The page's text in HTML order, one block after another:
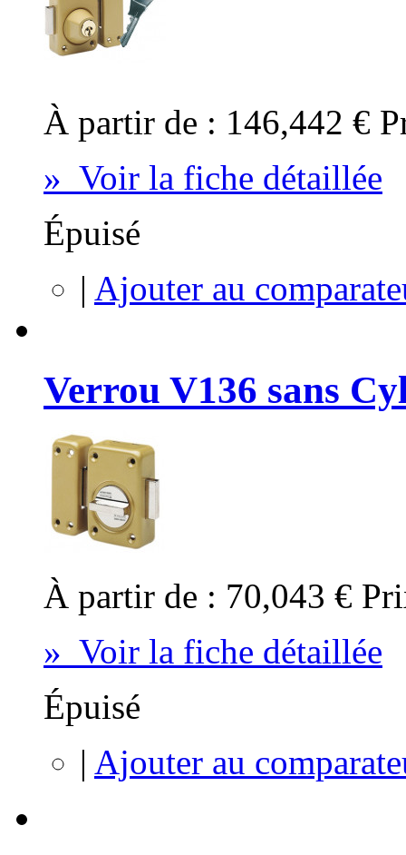
À partir de : 146,442 €
» Voir la fiche détaillée
Épuisé
| Ajouter au
Verrou V136 sans
À partir de : 70,043 €
» Voir la fiche détaillée
Épuisé
| Ajouter au